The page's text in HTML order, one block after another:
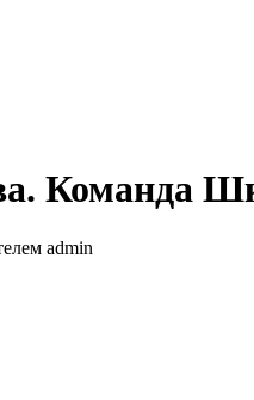
Команда
admin